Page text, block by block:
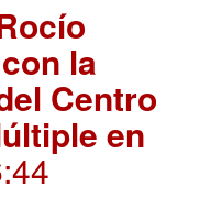
la
Centro
en